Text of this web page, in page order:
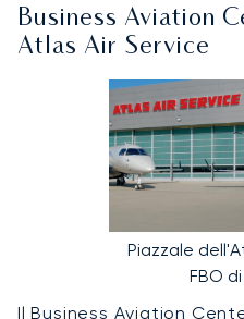
Business Aviation
Atlas Air Service
Piazzale
FBO
IlBusiness Aviation